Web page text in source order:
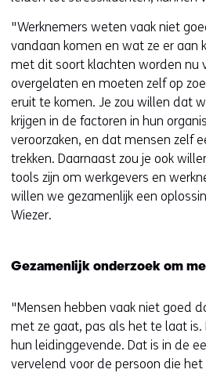
"Werknemers weten vaak niet
vandaan komen en wat ze er aan
met dit soort klachten worden nu
overgelaten en moeten zelf op
eruit te komen. Je zou willen dat
krijgen in de factoren in hun
veroorzaken, en dat mensen zelf
trekken. Daarnaast zou je ook
tools zijn om werkgevers en
willen we gezamenlijk een
Wiezer.
Gezamenlijk onderzoek om
"Mensen hebben vaak niet goed
met ze gaat, pas als het te laat
hun leidinggevende. Dat is in de
vervelend voor de persoon die